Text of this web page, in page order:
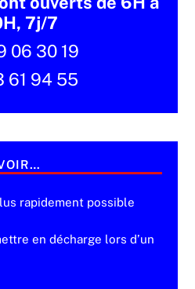
7j/7
06 30 19
61 94 55
rapidement possible
en décharge lors d’un